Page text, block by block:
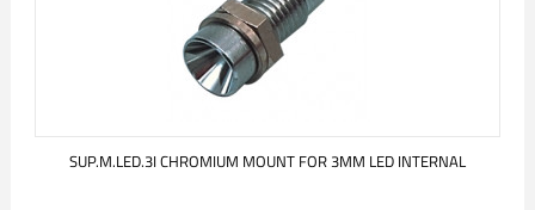
SUP.M.LED.3I CHROMIUM MOUNT FOR 3MM LED INTERNAL